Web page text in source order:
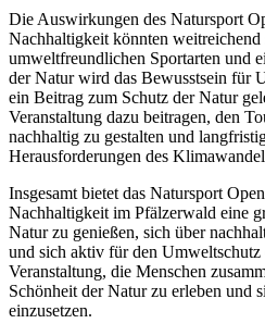
Die Auswirkungen des Natursport
Nachhaltigkeit könnten
umweltfreundlichen Sportarten und
der Natur wird das Bewusstsein für
ein Beitrag zum Schutz der Natur
Veranstaltung dazu beitragen, den
nachhaltig zu gestalten und
Herausforderungen des
Insgesamt bietet das Natursport
Nachhaltigkeit im Pfälzerwald eine
Natur zu genießen, sich über
und sich aktiv für den Umweltschutz
Veranstaltung, die Menschen
Schönheit der Natur zu erleben und
einzusetzen.